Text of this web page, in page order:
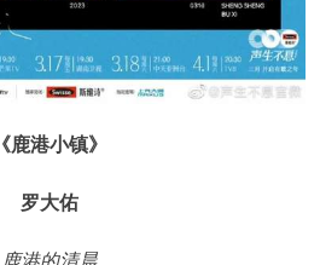
《鹿港小镇》
罗大佑
鹿港的清晨